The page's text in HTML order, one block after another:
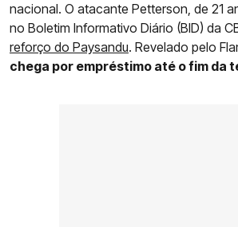
nacional. O atacante Petterson, de 21
no Boletim Informativo Diário (BID) da
reforço do Paysandu. Revelado pelo
chega por empréstimo até o fim da